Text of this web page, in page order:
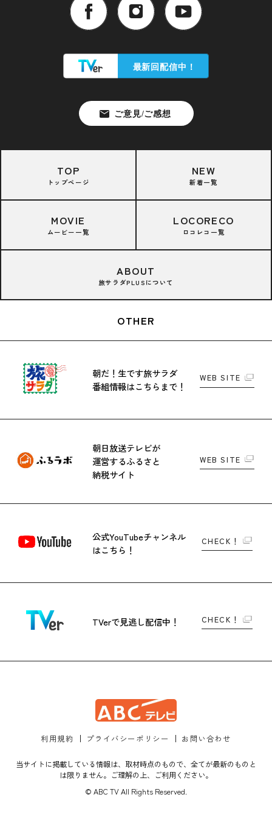
TOP
トップページ
NEW
新着一覧
MOVIE
ムービー一覧
LOCORECO
ロコレコ一覧
ABOUT
旅サラダPLUSについて
OTHER
朝だ！生です旅サラダ
番組情報はこちらまで！
WEB SITE
朝日放送テレビが
運営するふるさと
納税サイト
WEB SITE
公式YouTubeチャンネル
はこちら！
CHECK！
TVerで見逃し配信中！ CHECK！
利用規約 プライバシーポリシー お問い合わせ
当サイトに掲載している情報は、取材時点のもので、全てが最新のものと
は限りません。ご理解の上、ご利用ください。
© ABC TV All Rights Reserved.